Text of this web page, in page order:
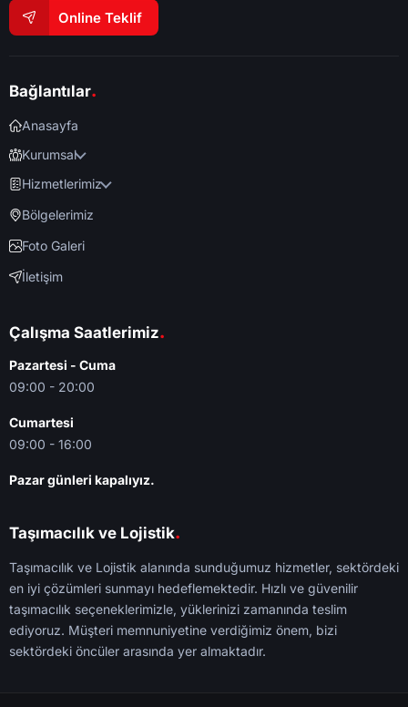
Online Teklif
Bağlantılar.
Anasayfa
Kurumsal
Hizmetlerimiz
Bölgelerimiz
Foto Galeri
İletişim
Çalışma Saatlerimiz.
Pazartesi - Cuma
09:00 - 20:00
Cumartesi
09:00 - 16:00
Pazar günleri kapalıyız.
Taşımacılık ve Lojistik.
Taşımacılık ve Lojistik alanında sunduğumuz hizmetler, sektördeki
en iyi çözümleri sunmayı hedeflemektedir. Hızlı ve güvenilir
taşımacılık seçeneklerimizle, yüklerinizi zamanında teslim
ediyoruz. Müşteri memnuniyetine verdiğimiz önem, bizi
sektördeki öncüler arasında yer almaktadır.